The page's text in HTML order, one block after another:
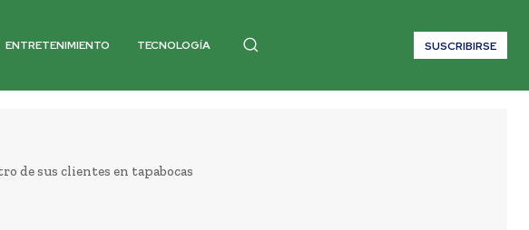
ENTRETENIMIENTO TECNOLOGÍA SUSCRIBIRSE
de sus clientes en tapabocas